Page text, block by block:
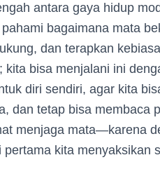
antara gaya hidup
bagaimana mata
dan terapkan
kita bisa menjalani ini
diri sendiri, agar kita
dan tetap bisa membaca
menjaga mata—karena
kita menyaksikan